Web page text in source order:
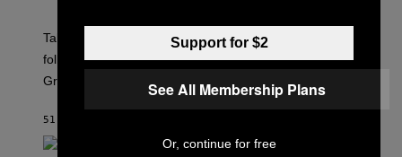
R
O
K
A
R
G
Take-Two has reaffirmed the GTA 6 release date
following Rockstar’s major Netflix announcement for
Grand Theft Auto VI: An Extended Look.
51 ΛΕΠΤΆ ΠΡΙΝ
Support for $2
See All Membership Plans
Or, continue for free